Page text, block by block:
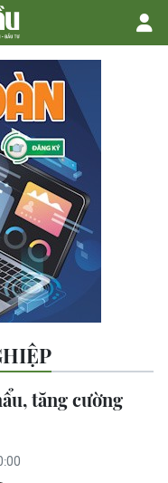
tăng cường